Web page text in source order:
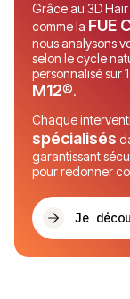
Grâce au 3D
comme la FUE
nous analysons
selon le cycle
personnalisé sur
M12®.
Chaque
spécialisés
garantissant
pour redonner
Je